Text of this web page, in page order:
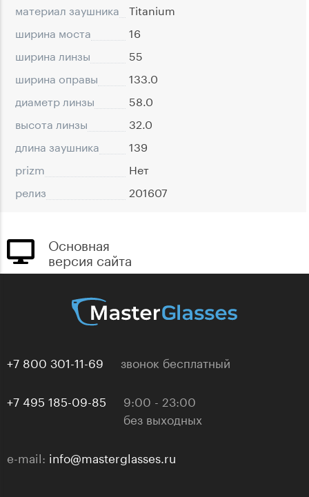
материал заушника Titanium
ширина моста
16
ширина линзы
55
ширина оправы
133.0
диаметр линзы
58.0
высота линзы
32.0
длина заушника
139
prizm
Нет
релиз
201607
Основная
версия сайта
+7 800 301-11-69 звонок бесплатный
+7 495 185-09-85
9:00 - 23:00
без выходных
e-mail: info@masterglasses.ru